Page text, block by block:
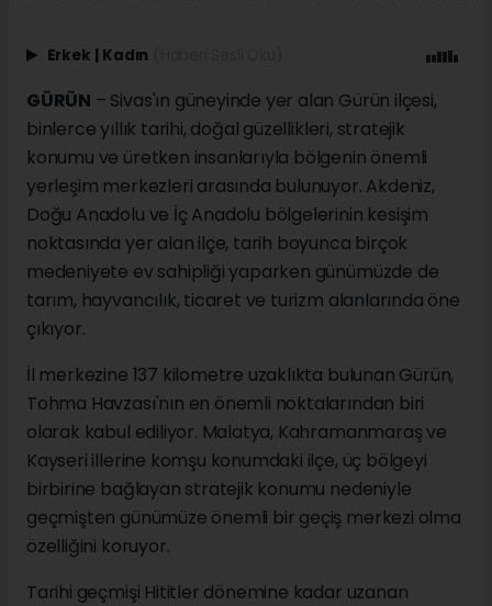
Erkek | Kadın
GÜRÜN – Sivas'ın güneyinde yer alan Gürün ilçesi,
binlerce yıllık tarihi, doğal güzellikleri, stratejik
konumu ve üretken insanlarıyla bölgenin önemli
yerleşim merkezleri arasında bulunuyor. Akdeniz,
Doğu Anadolu ve İç Anadolu bölgelerinin kesişim
noktasında yer alan ilçe, tarih boyunca birçok
medeniyete ev sahipliği yaparken günümüzde de
tarım, hayvancılık, ticaret ve turizm alanlarında öne
çıkıyor.
İl merkezine 137 kilometre uzaklıkta bulunan Gürün,
Tohma Havzası'nın en önemli noktalarından biri
olarak kabul ediliyor. Malatya, Kahramanmaraş ve
Kayseri illerine komşu konumdaki ilçe, üç bölgeyi
birbirine bağlayan stratejik konumu nedeniyle
geçmişten günümüze önemli bir geçiş merkezi olma
özelliğini koruyor.
Tarihi geçmişi Hititler dönemine kadar uzanan